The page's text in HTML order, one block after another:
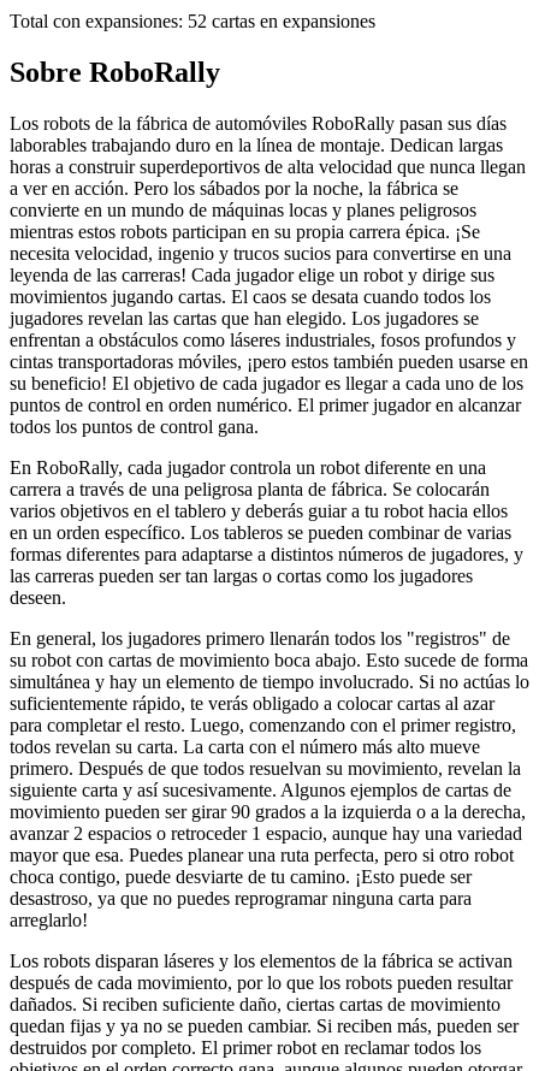
Total con expansiones: 52 cartas en expansiones
Sobre RoboRally
Los robots de la fábrica de automóviles RoboRally pasan sus días
laborables trabajando duro en la línea de montaje. Dedican largas
horas a construir superdeportivos de alta velocidad que nunca llegan
a ver en acción. Pero los sábados por la noche, la fábrica se
convierte en un mundo de máquinas locas y planes peligrosos
mientras estos robots participan en su propia carrera épica. ¡Se
necesita velocidad, ingenio y trucos sucios para convertirse en una
leyenda de las carreras! Cada jugador elige un robot y dirige sus
movimientos jugando cartas. El caos se desata cuando todos los
jugadores revelan las cartas que han elegido. Los jugadores se
enfrentan a obstáculos como láseres industriales, fosos profundos y
cintas transportadoras móviles, ¡pero estos también pueden usarse en
su beneficio! El objetivo de cada jugador es llegar a cada uno de los
puntos de control en orden numérico. El primer jugador en alcanzar
todos los puntos de control gana.
En RoboRally, cada jugador controla un robot diferente en una
carrera a través de una peligrosa planta de fábrica. Se colocarán
varios objetivos en el tablero y deberás guiar a tu robot hacia ellos
en un orden específico. Los tableros se pueden combinar de varias
formas diferentes para adaptarse a distintos números de jugadores, y
las carreras pueden ser tan largas o cortas como los jugadores
deseen.
En general, los jugadores primero llenarán todos los "registros" de
su robot con cartas de movimiento boca abajo. Esto sucede de forma
simultánea y hay un elemento de tiempo involucrado. Si no actúas lo
suficientemente rápido, te verás obligado a colocar cartas al azar
para completar el resto. Luego, comenzando con el primer registro,
todos revelan su carta. La carta con el número más alto mueve
primero. Después de que todos resuelvan su movimiento, revelan la
siguiente carta y así sucesivamente. Algunos ejemplos de cartas de
movimiento pueden ser girar 90 grados a la izquierda o a la derecha,
avanzar 2 espacios o retroceder 1 espacio, aunque hay una variedad
mayor que esa. Puedes planear una ruta perfecta, pero si otro robot
choca contigo, puede desviarte de tu camino. ¡Esto puede ser
desastroso, ya que no puedes reprogramar ninguna carta para
arreglarlo!
Los robots disparan láseres y los elementos de la fábrica se activan
después de cada movimiento, por lo que los robots pueden resultar
dañados. Si reciben suficiente daño, ciertas cartas de movimiento
quedan fijas y ya no se pueden cambiar. Si reciben más, pueden ser
destruidos por completo. El primer robot en reclamar todos los